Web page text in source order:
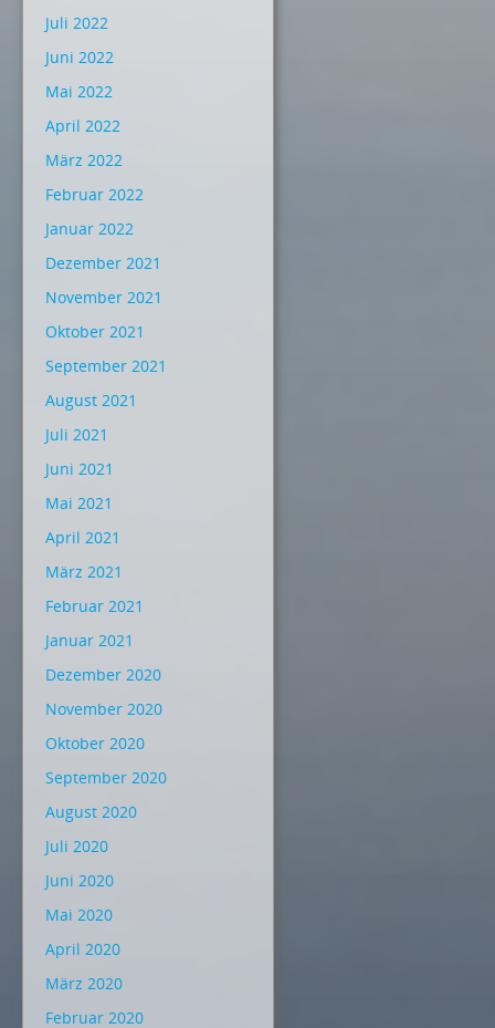
Juli 2022
Juni 2022
Mai 2022
April 2022
März 2022
Februar 2022
Januar 2022
Dezember 2021
November 2021
Oktober 2021
September 2021
August 2021
Juli 2021
Juni 2021
Mai 2021
April 2021
März 2021
Februar 2021
Januar 2021
Dezember 2020
November 2020
Oktober 2020
September 2020
August 2020
Juli 2020
Juni 2020
Mai 2020
April 2020
März 2020
Februar 2020